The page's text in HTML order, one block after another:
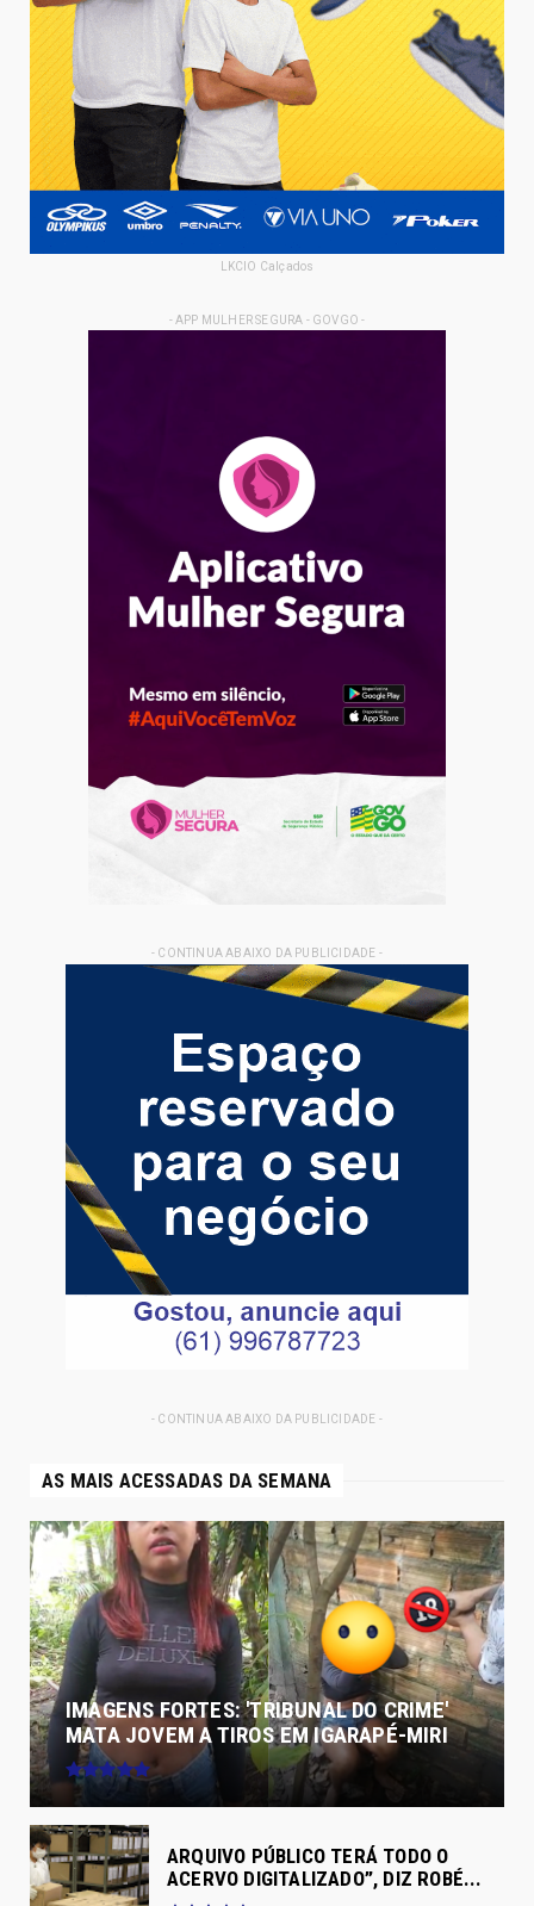
LKCIO Calçados
- APP MULHER SEGURA - GOVGO -
- CONTINUA ABAIXO DA PUBLICIDADE -
- CONTINUA ABAIXO DA PUBLICIDADE -
AS MAIS ACESSADAS DA SEMANA
IMAGENS FORTES: 'TRIBUNAL DO CRIME'
MATA JOVEM A TIROS EM IGARAPÉ-MIRI
ARQUIVO PÚBLICO TERÁ TODO O
ACERVO DIGITALIZADO”, DIZ ROBÉ...